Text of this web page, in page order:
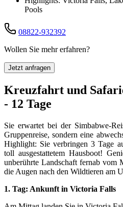
Pools
08822-932392
Wollen Sie mehr erfahren?
Jetzt anfragen
Kreuzfahrt und
- 12 Tage
Sie erwartet bei der Simbabwe-
Gruppenreise, sondern eine
Highlight: Sie verbringen 3 Tage
toll ausgestattetem Hausboot!
unberührte Landschaft fernab vom
die Augen nach den Wildtieren am
1. Tag: Ankunft in Victoria Falls